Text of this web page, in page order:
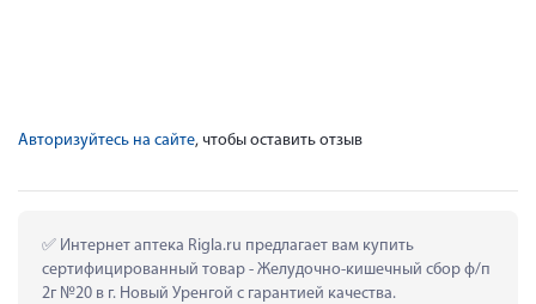
Авторизуйтесь на сайте, чтобы оставить отзыв
Интернет аптека Rigla.ru предлагает вам купить
сертифицированный товар - Желудочно-кишечный сбор ф/п
2г №20 в г. Новый Уренгой с гарантией качества.